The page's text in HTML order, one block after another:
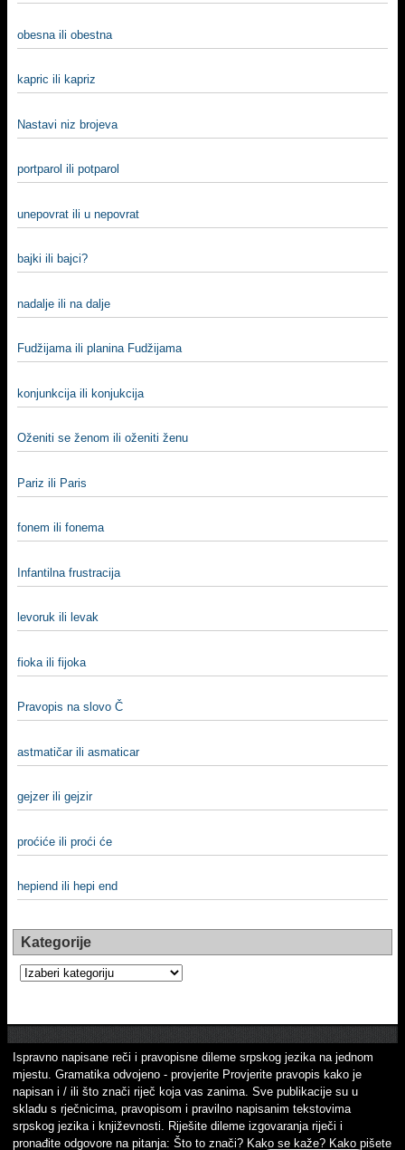
obesna ili obestna
kapric ili kapriz
Nastavi niz brojeva
portparol ili potparol
unepovrat ili u nepovrat
bajki ili bajci?
nadalje ili na dalje
Fudžijama ili planina Fudžijama
konjunkcija ili konjukcija
Oženiti se ženom ili oženiti ženu
Pariz ili Paris
fonem ili fonema
Infantilna frustracija
levoruk ili levak
fioka ili fijoka
Pravopis na slovo Č
astmatičar ili asmaticar
gejzer ili gejzir
proćiće ili proći će
hepiend ili hepi end
Kategorije
Kategorije
Ispravno napisane reči i pravopisne dileme srpskog jezika na jednom
mjestu. Gramatika odvojeno - provjerite Provjerite pravopis kako je
napisan i / ili što znači riječ koja vas zanima. Sve publikacije su u
skladu s rječnicima, pravopisom i pravilno napisanim tekstovima
srpskog jezika i književnosti. Riješite dileme izgovaranja riječi i
pronađite odgovore na pitanja: Što to znači? Kako se kaže? Kako pišete